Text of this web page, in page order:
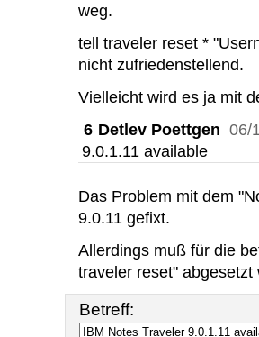
weg.
tell traveler reset *
nicht zufriedenstellend.
Vielleicht wird es ja mit
6 Detlev Poettgen 06/
9.0.1.11 available
Das Problem mit dem
9.0.11 gefixt.
Allerdings muß für die
traveler reset" abgesetzt
Betreff: